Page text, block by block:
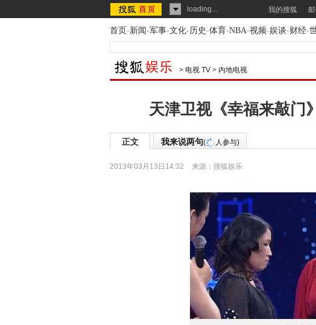
loading... 我的搜狐
首页-新闻-军事-文化-历史-体育-NBA-视频-娱谈-财经-
> 电视 TV > 内地电视
天津卫视《幸福来敲门
正文 我来说两句( 人参与)
2013年03月13日14:32 来源： 搜狐娱乐